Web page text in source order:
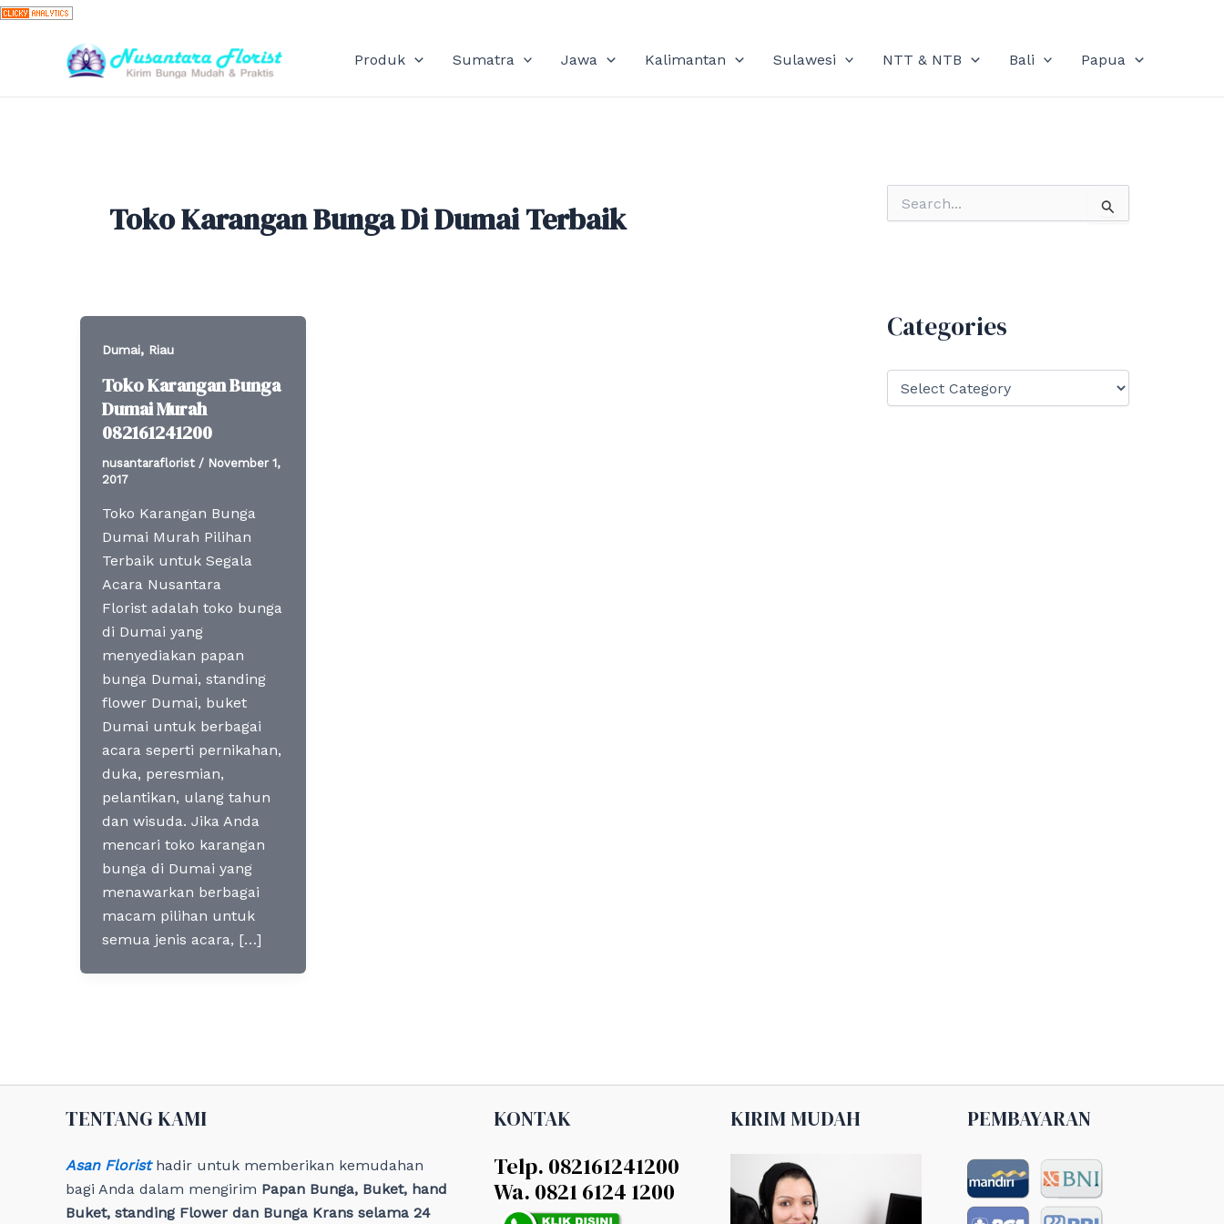
Skip
content
Produk Sumatra Jawa Kalimantan Sulawesi NTT & NTB Bali Papua
Toko Karangan Bunga Di Dumai Terbaik
Dumai, Riau
Toko Karangan Bunga
Dumai Murah
082161241200
nusantaraflorist / November 1,
2017
Toko Karangan Bunga
Dumai Murah Pilihan
Terbaik untuk Segala
Acara Nusantara
Florist adalah toko bunga
di Dumai yang
menyediakan papan
bunga Dumai, standing
flower Dumai, buket
Dumai untuk berbagai
acara seperti pernikahan,
duka, peresmian,
pelantikan, ulang tahun
dan wisuda. Jika Anda
mencari toko karangan
bunga di Dumai yang
menawarkan berbagai
macam pilihan untuk
semua jenis acara, […]
o
Categories
TENTANG KAMI
Asan Floristhadir untuk memberikan kemudahan
bagi Anda dalam mengirim Papan Bunga, Buket, hand
Buket, standing Flower dan Bunga Krans selama 24
KONTAK
Telp. 082161241200
Wa. 0821 6124 1200
KIRIM MUDAH PEMBAYARAN